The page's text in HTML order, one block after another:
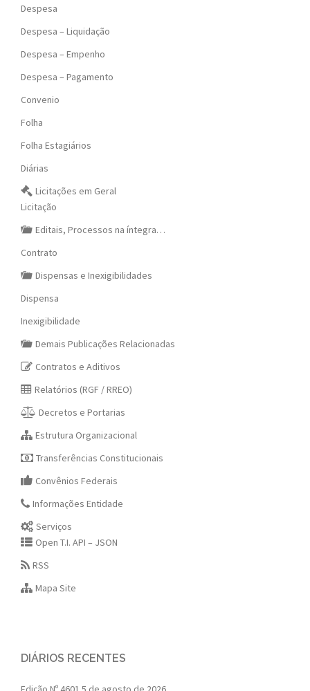
Despesa
Despesa – Liquidação
Despesa – Empenho
Despesa – Pagamento
Convenio
Folha
Folha Estagiários
Diárias
Licitações em Geral
Licitação
Editais, Processos na íntegra…
Contrato
Dispensas e Inexigibilidades
Dispensa
Inexigibilidade
Demais Publicações Relacionadas
Contratos e Aditivos
Relatórios (RGF / RREO)
Decretos e Portarias
Estrutura Organizacional
Transferências Constitucionais
Convênios Federais
Informações Entidade
Serviços
Open T.I. API – JSON
RSS
Mapa Site
DIÁRIOS RECENTES